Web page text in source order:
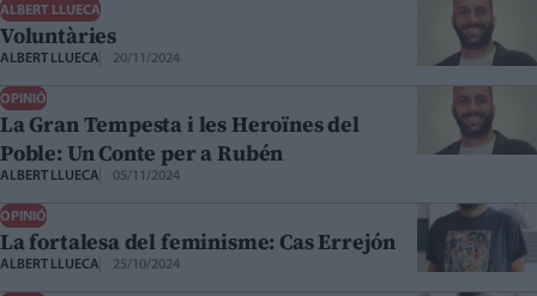
ALBERT LLUECA
Voluntàries
ALBERT LLUECA 20/11/2024
OPINIÓ
La Gran Tempesta i les Heroïnes del
Poble: Un Conte per a Rubén
ALBERT LLUECA 05/11/2024
OPINIÓ
La fortalesa del feminisme: Cas Errejón
ALBERT LLUECA 25/10/2024